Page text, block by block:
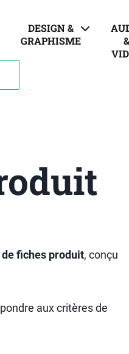
DESIGN &
GRAPHISME
&
fiches produit, conçu
aux critères de